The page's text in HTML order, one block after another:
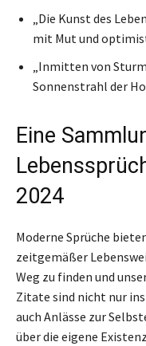
„Die Kunst des
mit Mut und
„Inmitten von
Sonnenstrahl der
Eine
2024
Moderne Sprüche
zeitgemäßer
Weg zu finden und
Zitate sind nicht nur
auch Anlässe zur
über die eigene